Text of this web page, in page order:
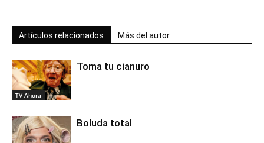
Artículos relacionados Más del autor
TV Ahora
Toma tu cianuro
Boluda total